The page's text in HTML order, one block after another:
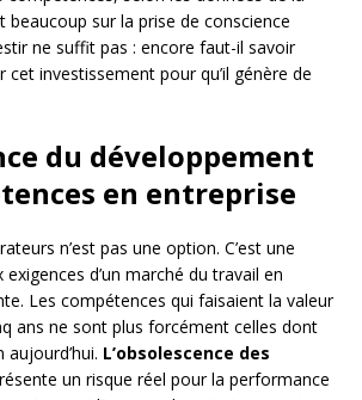
beaucoup sur la prise de conscience
ne suffit pas : encore faut-il savoir
investissement pour qu’il génère de
du développement
en entreprise
n’est pas une option. C’est une
d’un marché du travail en
Les compétences qui faisaient la valeur
ans ne sont plus forcément celles dont
aujourd’hui. L’obsolescence des
un risque réel pour la performance